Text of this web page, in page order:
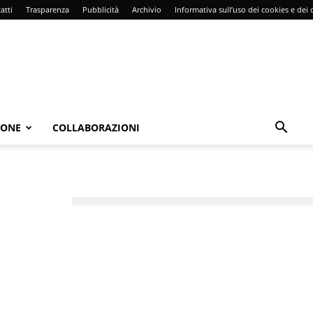
Trasparenza Pubblicità Archivio Informativa sull’uso dei cookies e dei
COLLABORAZIONI